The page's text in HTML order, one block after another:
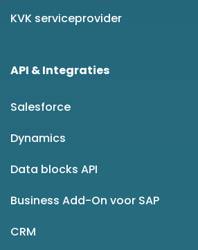
KVK serviceprovider
API & Integraties
Salesforce
Dynamics
Data blocks API
Business Add-On voor SAP
CRM